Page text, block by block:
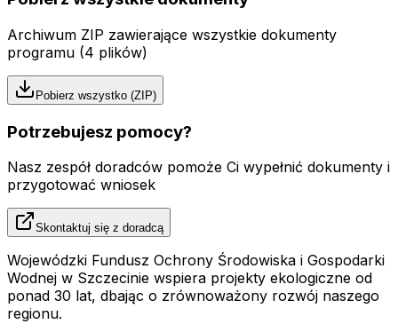
Archiwum ZIP zawierające wszystkie dokumenty
programu (4 plików)
Pobierz wszystko (ZIP)
Potrzebujesz pomocy?
Nasz zespół doradców pomoże Ci wypełnić dokumenty i
przygotować wniosek
Skontaktuj się z doradcą
Wojewódzki Fundusz Ochrony Środowiska i Gospodarki
Wodnej w Szczecinie wspiera projekty ekologiczne od
ponad 30 lat, dbając o zrównoważony rozwój naszego
regionu.